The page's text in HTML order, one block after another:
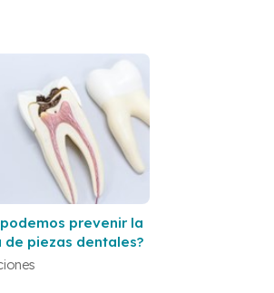
prevenir la
de piezas dentales?